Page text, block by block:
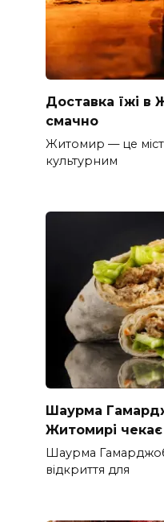
Доставка їжі в
смачно
Житомир — це
культурним
Шаурма
Житомирі чекає
Шаурма
відкриття для